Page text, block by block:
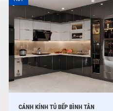
CÁNH KÍNH TỦ BẾP BÌNH TÂN